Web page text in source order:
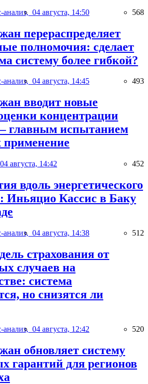
анализ, 04 августа, 14:50 568
перераспределяет
полномочия: сделает
систему более гибкой?
анализ, 04 августа, 14:45 493
вводит новые
концентрации
главным испытанием
применение
04 августа, 14:42 452
вдоль энергетического
Иньяцио Кассис в Баку
анализ, 04 августа, 14:38 512
страхования от
случаев на
система
но снизятся ли
анализ, 04 августа, 12:42 520
обновляет систему
гарантий для регионов